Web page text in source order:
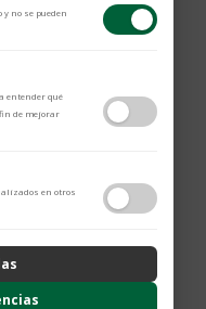
con el
no se pueden
entender qué
de mejorar
de uso anónimos, lo que
contenido y las
del usuario (UX),
en otros